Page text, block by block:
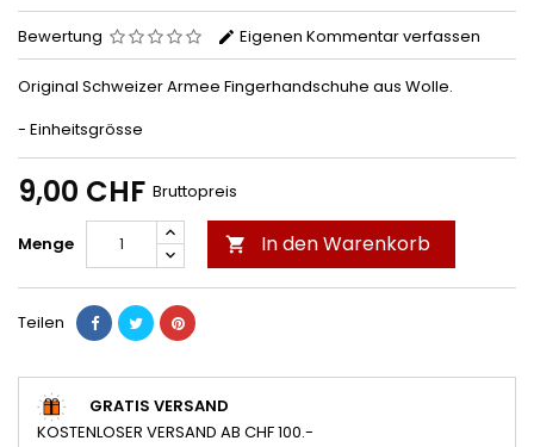
Bewertung Eigenen Kommentar verfassen
Original Schweizer Armee Fingerhandschuhe aus Wolle.
- Einheitsgrösse
9,00 CHF Bruttopreis
Menge  In den Warenkorb
Teilen
GRATIS VERSAND
KOSTENLOSER VERSAND AB CHF 100.-